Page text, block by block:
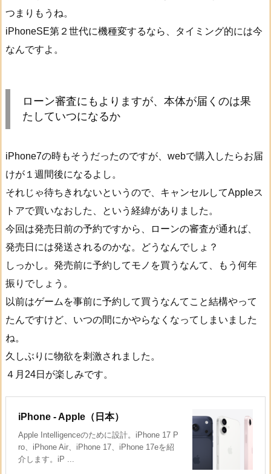
つまりもうね。
iPhoneSE第２世代に機種変するなら、タイミング的には今
なんですよ。
ローン審査にもよりますが、本体が届くのは果
たしていつになるか
iPhone7の時もそうだったのですが、webで購入したらお届
けが１週間後になるよし。
それじゃ待ちきれないというので、キャンセルしてAppleス
トアで買いなおした、という経緯がありました。
今回は発売日前の予約ですから、ローンの審査が通れば、
発売日には発送されるのかな。どうなんでしょ？
しっかし。発売前に予約してモノを買うなんて、もう何年
振りでしょう。
以前はゲームを事前に予約して買うなんてこと結構やって
たんですけど、いつの間にかやらなくなってしまいました
ね。
久しぶりに物欲を刺激されました。
４月24日が楽しみです。
iPhone - Apple（日本）
Apple Intelligenceのために設計。iPhone 17 P
ro、iPhone Air、iPhone 17、iPhone 17eを紹
介します。iP ...